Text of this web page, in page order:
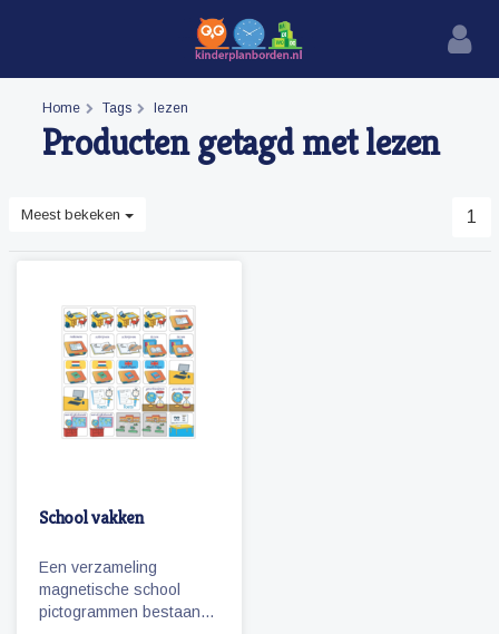
Home Tags lezen
Producten getagd met lezen
Meest bekeken 1
School vakken
Een verzameling
magnetische school
pictogrammen bestaande